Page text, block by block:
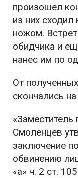
произошел
из них
ножом.
обидчика и
нанес им по
От
скончались
Смоленцев
заключение
обвинению
«а» ч. 2 ст.